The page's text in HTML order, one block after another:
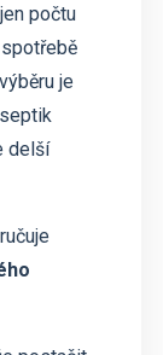
počtu
je
delší